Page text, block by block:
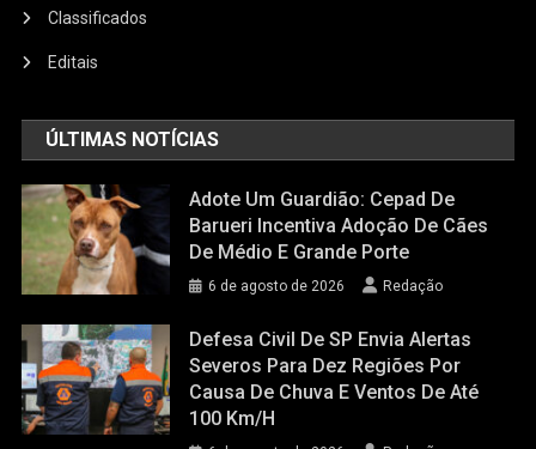
Classificados
Editais
ÚLTIMAS NOTÍCIAS
Adote Um Guardião: Cepad De
Barueri Incentiva Adoção De Cães
De Médio E Grande Porte
6 de agosto de 2026 Redação
Defesa Civil De SP Envia Alertas
Severos Para Dez Regiões Por
Causa De Chuva E Ventos De Até
100 Km/h